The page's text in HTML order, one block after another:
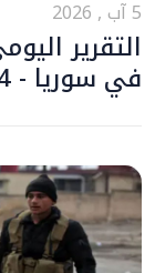
5 آب , 2026
التقرير
في سوريا - 4 أغسطس 2026